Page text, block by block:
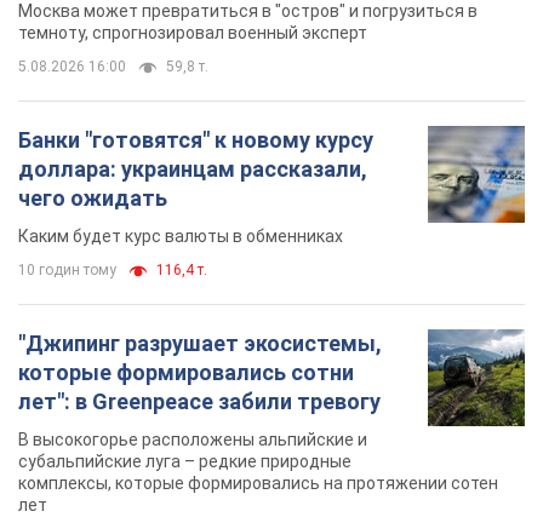
Москва может превратиться в "остров" и погрузиться в
темноту, спрогнозировал военный эксперт
5.08.2026 16:00 59,8 т.
Банки "готовятся" к новому курсу
доллара: украинцам рассказали,
чего ожидать
Каким будет курс валюты в обменниках
10 годин тому 116,4 т.
"Джипинг разрушает экосистемы,
которые формировались сотни
лет": в Greenpeace забили тревогу
В высокогорье расположены альпийские и
субальпийские луга – редкие природные
комплексы, которые формировались на протяжении сотен
лет